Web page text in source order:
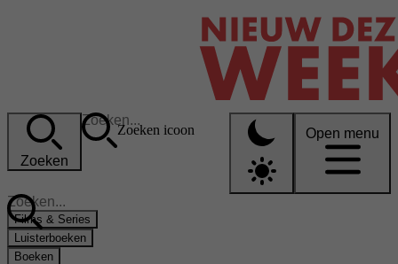
Zoeken
Zoeken icoon Open menu
Films & Series
Luisterboeken
Boeken